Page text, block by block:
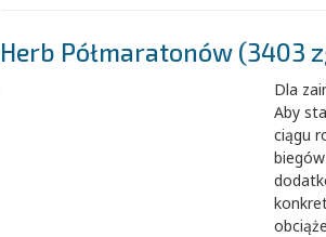
Herb Półmaratonów (3403
Dla
Aby
ciągu